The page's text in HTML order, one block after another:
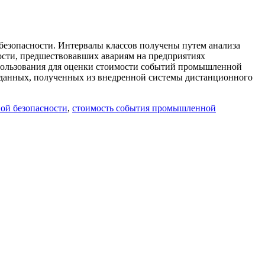
Интервалы классов получены путем анализа
предшествовавших авариям на предприятиях
для оценки стоимости событий промышленной
полученных из внедренной системы дистанционного
безопасности, стоимость события промышленной